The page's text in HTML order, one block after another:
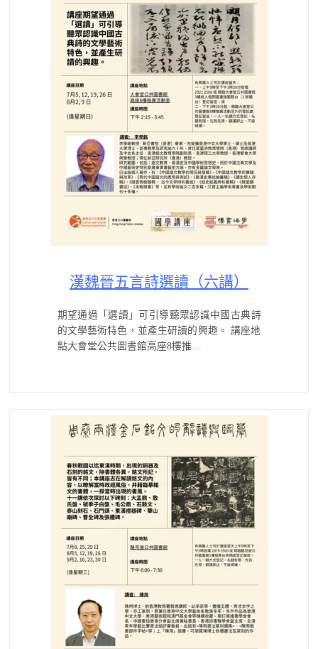
漢魏晉五言詩選讀（六講）
期望通過「選讀」可引導聽眾認識中國古典詩
的文學藝術特色，並產生研讀的興趣。 講座地
點大會堂公共圖書館高座8樓推…